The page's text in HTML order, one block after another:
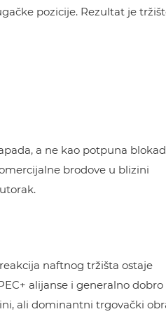
pozicije. Rezultat je
a ne kao potpuna
brodove u blizini
naftnog tržišta ostaje
alijanse i generalno dobro
ali dominantni trgovački